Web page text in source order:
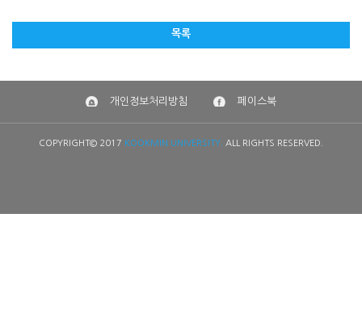
목록
개인정보처리방침 페이스북
COPYRIGHT© 2017 KOOKMIN UNIVERSITY. ALL RIGHTS RESERVED.